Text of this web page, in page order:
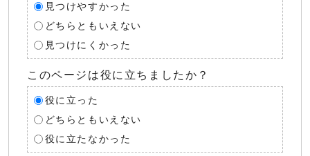
見つけやすかった
どちらともいえない
見つけにくかった
このページは役に立ちましたか？
役に立った
どちらともいえない
役に立たなかった